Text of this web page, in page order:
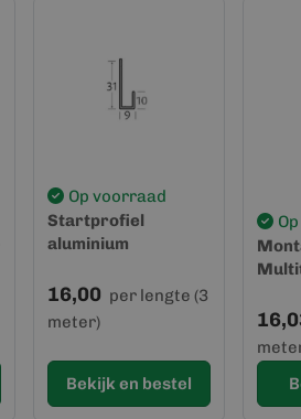
Op voorraad
Startprofiel
aluminium
16,00 per lengte (3
meter)
Bekijk en bestel